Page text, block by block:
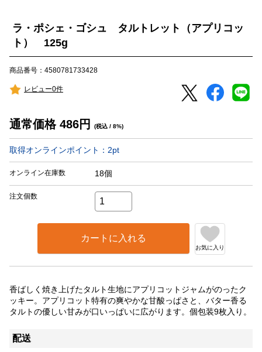
ラ・ポシェ・ゴシュ タルトレット（アプリコッ
ト） 125g
商品番号：4580781733428
レビュー0件
通常価格 486円 (税込 / 8%)
取得オンラインポイント： 2pt
オンライン在庫数 18個
注文個数
カートに入れる
お気に入り
香ばしく焼き上げたタルト生地にアプリコットジャムがのったク
ッキー。アプリコット特有の爽やかな甘酸っぱさと、バター香る
タルトの優しい甘みが口いっぱいに広がります。個包装9枚入り。
配送